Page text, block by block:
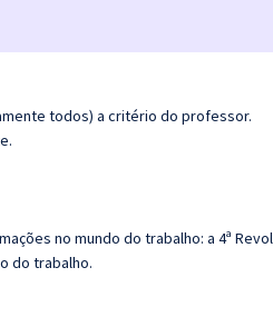
todos) a critério do professor.
no mundo do trabalho: a 4ª
do trabalho.